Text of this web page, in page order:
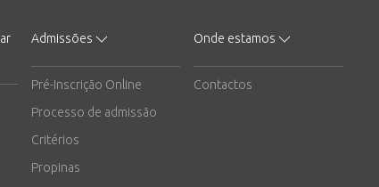
Admissões
Pré-Inscrição Online
Processo de admissão
Critérios
Propinas
Onde estamos
Contactos